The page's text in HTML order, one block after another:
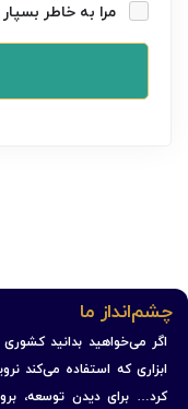
مرا به خاطر بسپار
چشم‌انداز ما
اگر می‌خواهید بدانید کشوری
ابزاری که استفاده می‌کند
کرد… برای دیدن توسعه،